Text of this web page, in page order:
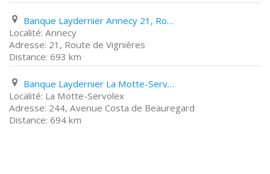
Banque Laydernier Annecy 21, Route de Vignières
Annecy
21, Route de Vignières
693 km
Banque Laydernier La Motte-Servolex 244, Avenue Costa de Beauregard
La Motte-Servolex
244, Avenue Costa de Beauregard
694 km